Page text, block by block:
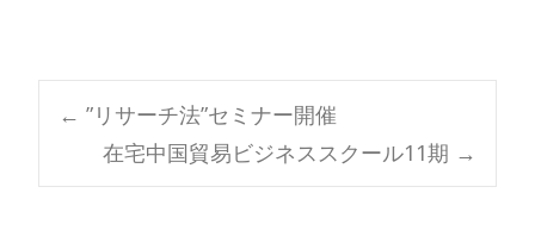
Post
navigation
← ”リサーチ法”セミナー開催
在宅中国貿易ビジネススクール11期 →